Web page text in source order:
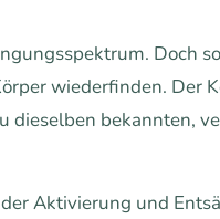
Doch
wiederfinden. Der
dieselben bekannten,
Aktivierung und